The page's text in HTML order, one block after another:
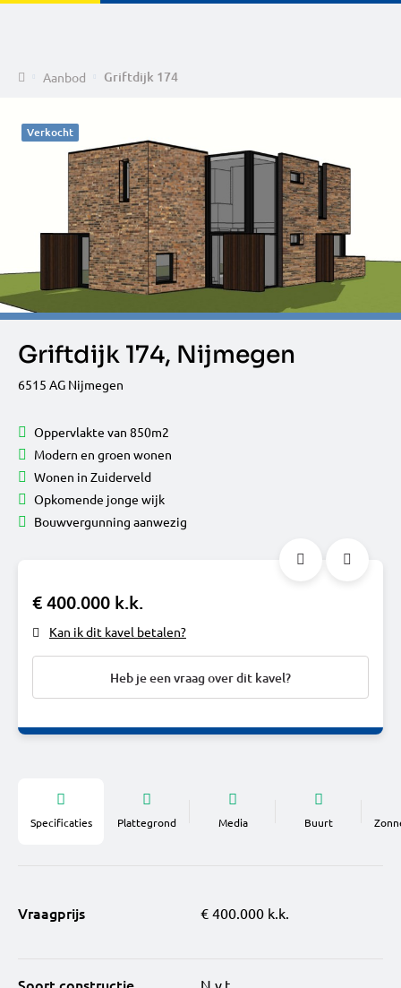
HomeAanbod Griftdijk 174
Verkocht
Griftdijk 174, Nijmegen
6515 AG Nijmegen
Oppervlakte van 850m2
Modern en groen wonen
Wonen in Zuiderveld
Opkomende jonge wijk
Bouwvergunning aanwezig
€ 400.000 k.k.
Kan ik dit kavel betalen?
Heb je een vraag over dit kavel?
Specificaties Plattegrond Media Buurt
Vraagprijs € 400.000 k.k.